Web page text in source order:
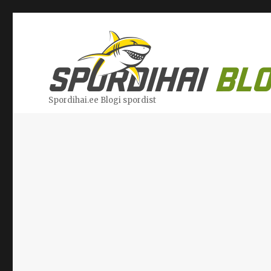
Spordihai.ee Blogi spordist